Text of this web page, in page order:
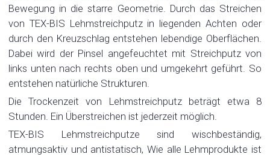
Bewegung in die starre Geometrie. Durch das Streichen
von TEX-BIS Lehmstreichputz in liegenden Achten oder
durch den Kreuzschlag entstehen lebendige Oberflächen.
Dabei wird der Pinsel angefeuchtet mit Streichputz von
links unten nach rechts oben und umgekehrt geführt. So
entstehen natürliche Strukturen.
Die Trockenzeit von Lehmstreichputz beträgt etwa 8
Stunden. Ein Überstreichen ist jederzeit möglich.
TEX-BIS Lehmstreichputze sind wischbeständig,
atmungsaktiv und antistatisch, Wie alle Lehmprodukte ist